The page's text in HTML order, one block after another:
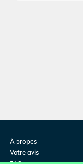
À propos
Votre avis